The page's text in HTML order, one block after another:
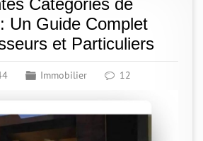
Catégories de
Un Guide Complet
et Particuliers
Immobilier 12